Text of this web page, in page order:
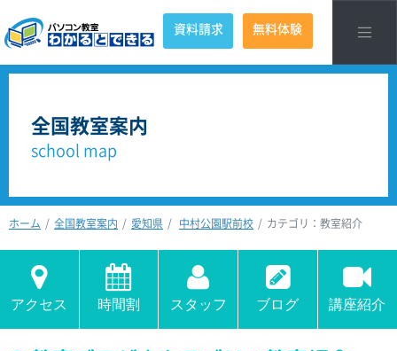
資料請求 無料体験
全国教室案内
school map
ホーム 全国教室案内 愛知県 中村公園駅前校 カテゴリ：教室紹介
アクセス 時間割 スタッフ ブログ 講座紹介